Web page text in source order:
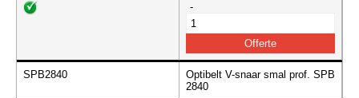
-
SPB2840
Optibelt V-snaar smal prof. SPB
2840